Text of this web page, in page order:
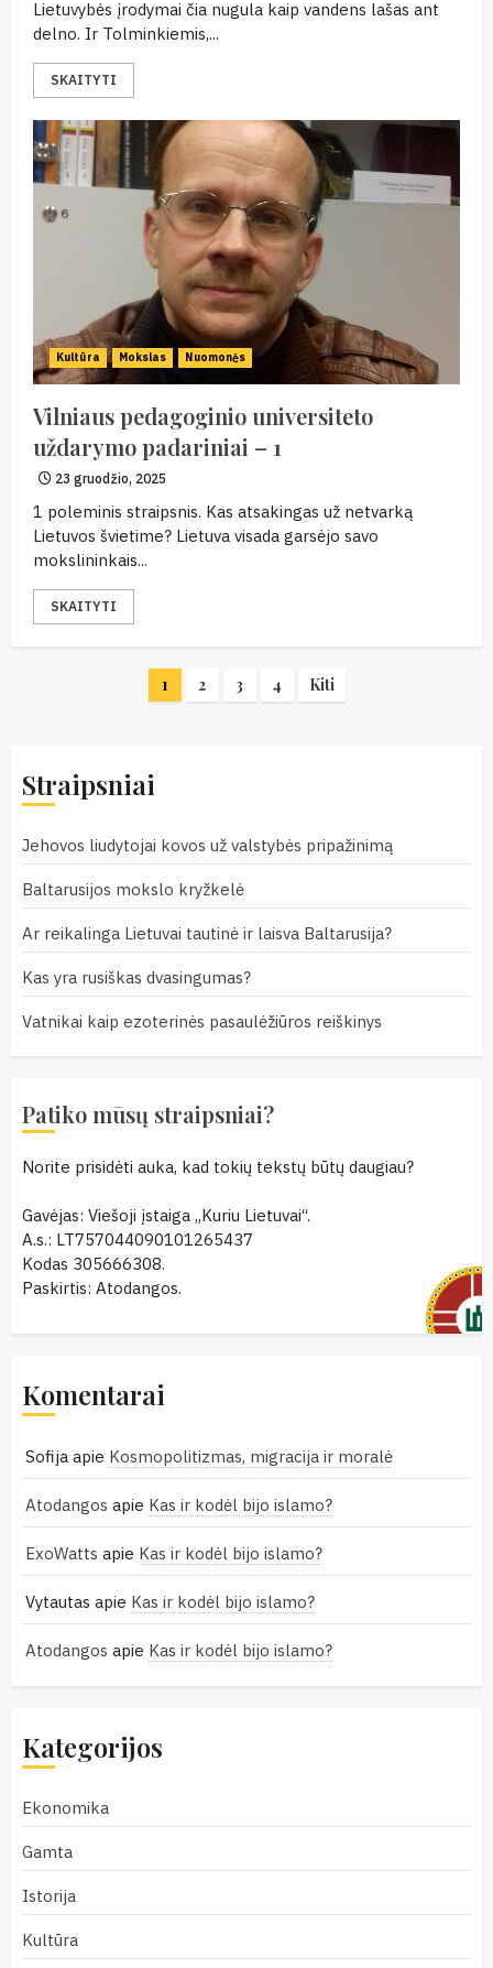
Lietuvybės įrodymai čia nugula kaip vandens lašas ant
delno. Ir Tolminkiemis,...
SKAITYTI
Kultūra Mokslas Nuomonės
Vilniaus pedagoginio universiteto
uždarymo padariniai – 1
23 gruodžio, 2025
1 poleminis straipsnis. Kas atsakingas už netvarką
Lietuvos švietime? Lietuva visada garsėjo savo
mokslininkais...
SKAITYTI
1 2 3 4 Kiti
Straipsniai
Jehovos liudytojai kovos už valstybės pripažinimą
Baltarusijos mokslo kryžkelė
Ar reikalinga Lietuvai tautinė ir laisva Baltarusija?
Kas yra rusiškas dvasingumas?
Vatnikai kaip ezoterinės pasaulėžiūros reiškinys
Patiko mūsų straipsniai?
Norite prisidėti auka, kad tokių tekstų būtų daugiau?
Gavėjas: Viešoji įstaiga „Kuriu Lietuvai“.
A.s.: LT757044090101265437
Kodas 305666308.
Paskirtis: Atodangos.
Komentarai
Sofija apie Kosmopolitizmas, migracija ir moralė
Atodangos apie Kas ir kodėl bijo islamo?
ExoWatts apie Kas ir kodėl bijo islamo?
Vytautas apie Kas ir kodėl bijo islamo?
Atodangos apie Kas ir kodėl bijo islamo?
Kategorijos
Ekonomika
Gamta
Istorija
Kultūra